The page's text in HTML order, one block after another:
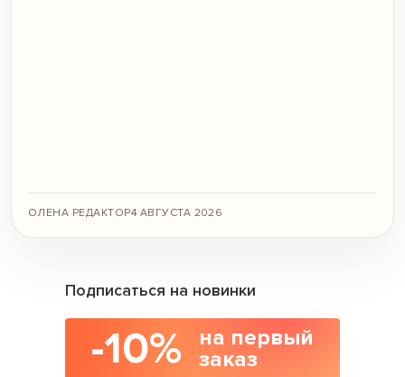
ОЛЕНА РЕДАКТОР4 АВГУСТА 2026
Подписаться на новинки
-10%
на первый
заказ